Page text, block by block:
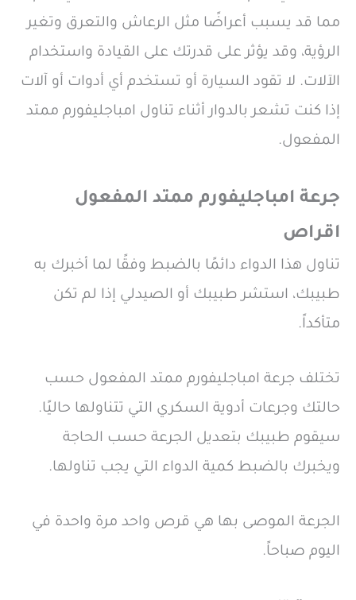
مما قد يسبب أعراضًا مثل الرعاش والتعرق وتغير
الرؤية، وقد يؤثر على قدرتك على القيادة واستخدام
الآلات. لا تقود السيارة أو تستخدم أي أدوات أو آلات
إذا كنت تشعر بالدوار أثناء تناول امباجليفورم ممتد
المفعول.
جرعة امباجليفورم ممتد المفعول
اقراص
تناول هذا الدواء دائمًا بالضبط وفقًا لما أخبرك به
طبيبك، استشر طبيبك أو الصيدلي إذا لم تكن
متأكداً.
تختلف جرعة امباجليفورم ممتد المفعول حسب
حالتك وجرعات أدوية السكري التي تتناولها حاليًا.
سيقوم طبيبك بتعديل الجرعة حسب الحاجة
ويخبرك بالضبط كمية الدواء التي يجب تناولها.
الجرعة الموصى بها هي قرص واحد مرة واحدة في
اليوم صباحاً.